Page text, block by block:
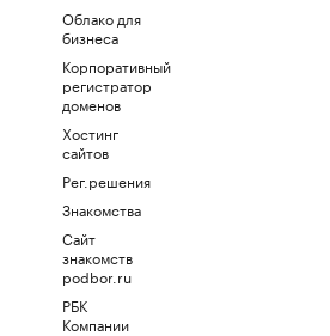
Облако для
бизнеса
Корпоративный
регистратор
доменов
Хостинг
сайтов
Рег.решения
Знакомства
Сайт
знакомств
podbor.ru
РБК
Компании